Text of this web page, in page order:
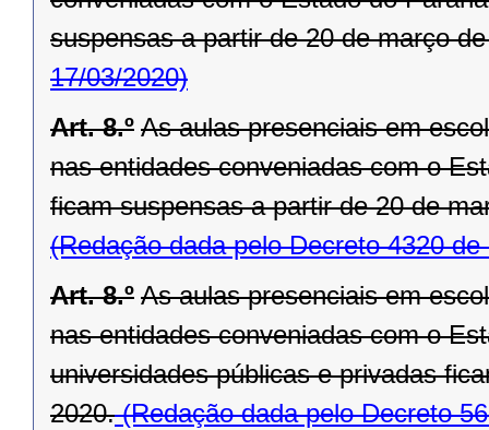
suspensas a partir de 20 de março
17/03/2020)
Art. 8.º As aulas presenciais em
nas entidades conveniadas com o
ficam suspensas a partir de 20 de
(Redação dada pelo Decreto 4320 de
Art. 8.º As aulas presenciais em
nas entidades conveniadas com o
universidades públicas e privadas
2020.(Redação dada pelo Decreto